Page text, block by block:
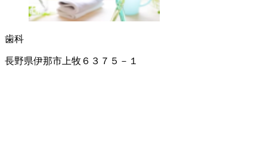
歯科
長野県伊那市上牧６３７５－１